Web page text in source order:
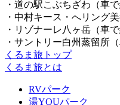
・道の駅こぶちざわ（車で
・中村キース・へリング
・リゾナーレ八ヶ岳（車で
・サントリー白州蒸留所（
くるま旅トップ
くるま旅とは
RVパーク
湯YOUパーク